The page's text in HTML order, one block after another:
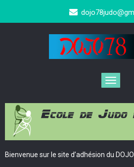
Toggle
Bienvenue sur le site d’adhésion du